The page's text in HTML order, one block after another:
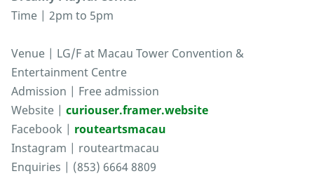
Time | 2pm to 5pm
Venue | LG/F at Macau Tower Convention &
Entertainment Centre
Admission | Free admission
Website | curiouser.framer.website
Facebook | routeartsmacau
Instagram | routeartmacau
Enquiries | (853) 6664 8809